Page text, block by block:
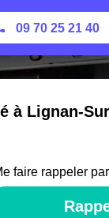
09 70 25 21 40
à Lignan-
faire rappeler